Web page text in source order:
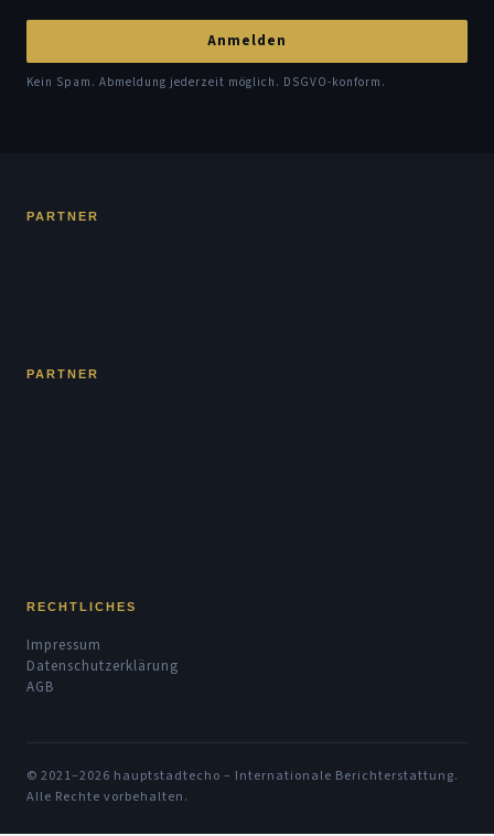
Anmelden
Kein Spam. Abmeldung jederzeit möglich. DSGVO-konform.
PARTNER
PARTNER
RECHTLICHES
Impressum
Datenschutzerklärung
AGB
© 2021–2026 hauptstadtecho – Internationale Berichterstattung.
Alle Rechte vorbehalten.